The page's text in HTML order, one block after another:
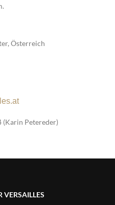
Österreich
(Karin Petereder)
VERSAILLES